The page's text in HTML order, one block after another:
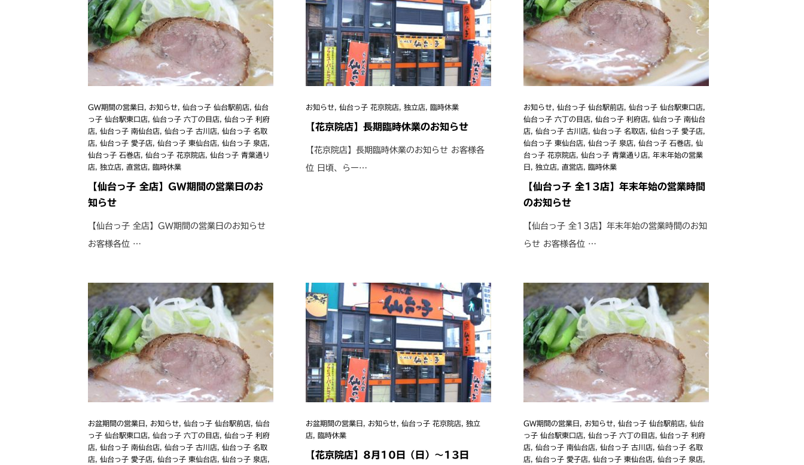
GW期間の営業日 お知らせ 仙台っ子 仙台駅前店
仙台
っ子 仙台駅東口店
仙台っ子 六丁の目店
仙台っ子 利府
店
仙台っ子 南仙台店 仙台っ子 古川店
仙台っ子 名取
店
仙台っ子 愛子店 仙台っ子 東仙台店 仙台っ子 泉店
仙台っ子 石巻店
仙台っ子 花京院店
仙台っ子 青葉通り
店
独立店 直営店 臨時休業
【仙台っ子 全店】GW期間の営業日のお
知らせ
【仙台っ子 全店】GW期間の営業日のお知らせ
お客様各位 …
お知らせ, 仙台っ子 花京院店, 独立店, 臨時休業
【花京院店】長期臨時休業のお知らせ
【花京院店】長期臨時休業のお知らせ お客様各
位 日頃、らー…
お知らせ, 仙台っ子 仙台駅前店, 仙台っ子 仙台駅東口店,
仙台っ子 六丁の目店, 仙台っ子 利府店, 仙台っ子 南仙台
店, 仙台っ子 古川店, 仙台っ子 名取店, 仙台っ子 愛子店,
仙台っ子 東仙台店, 仙台っ子 泉店, 仙台っ子 石巻店, 仙
台っ子 花京院店, 仙台っ子 青葉通り店, 年末年始の営業
日
独立店, 直営店, 臨時休業
【仙台っ子 全13店】年末年始の営業時間
のお知らせ
【仙台っ子 全13店】年末年始の営業時間のお知
らせ お客様各位 …
お盆期間の営業日 お知らせ 仙台っ子 仙台駅前店
仙台
っ子 仙台駅東口店
仙台っ子 六丁の目店
仙台っ子 利府
店
仙台っ子 南仙台店 仙台っ子 古川店
仙台っ子 名取
店
仙台っ子 愛子店 仙台っ子 東仙台店 仙台っ子 泉店
お盆期間の営業日 お知らせ, 仙台っ子 花京院店, 独立
店, 臨時休業
【花京院店】8月10日（日）〜13日
GW期間の営業日 お知らせ, 仙台っ子 仙台駅前店, 仙台
っ子 仙台駅東口店, 仙台っ子 六丁の目店, 仙台っ子 利府
店, 仙台っ子 南仙台店, 仙台っ子 古川店, 仙台っ子 名取
店, 仙台っ子 愛子店, 仙台っ子 東仙台店, 仙台っ子 泉店,